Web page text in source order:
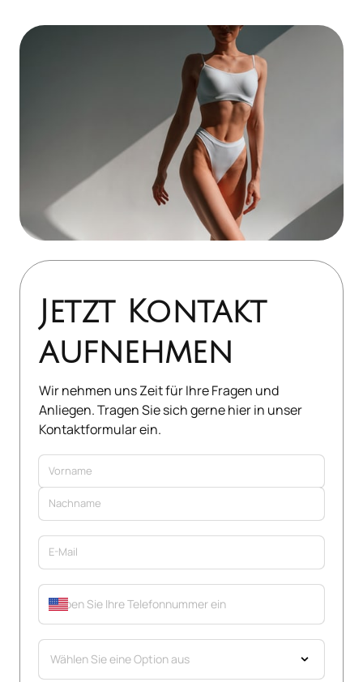
Jetzt Kontakt
aufnehmen
Wir nehmen uns Zeit für Ihre Fragen und
Anliegen. Tragen Sie sich gerne hier in unser
Kontaktformular ein.
Auswählen